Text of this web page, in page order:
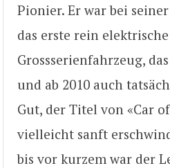
Pionier. Er war bei
das erste rein elektrische
Grossserienfahrzeug,
und ab 2010 auch
Gut, der Titel von «Car
vielleicht sanft
bis vor kurzem war der